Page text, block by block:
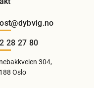
28 27 80
304,
Oslo